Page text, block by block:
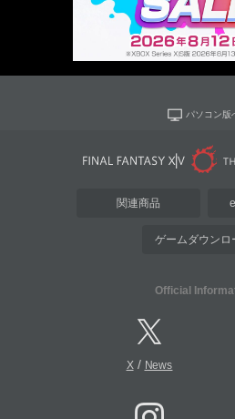
パソコン版
関連商品
ゲームダウンロ
Official
X/ News